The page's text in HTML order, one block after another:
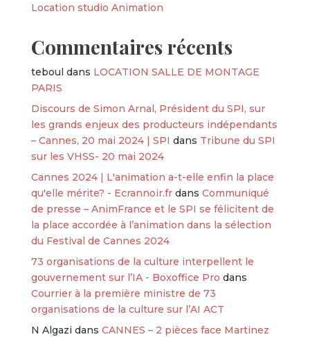
Location studio Animation
Commentaires récents
teboul dans LOCATION SALLE DE MONTAGE
PARIS
Discours de Simon Arnal, Président du SPI, sur
les grands enjeux des producteurs indépendants
– Cannes, 20 mai 2024 | SPI dans Tribune du SPI
sur les VHSS- 20 mai 2024
Cannes 2024 | L'animation a-t-elle enfin la place
qu'elle mérite? - Ecrannoir.frdans Communiqué
de presse – AnimFrance et le SPI se félicitent de
la place accordée à l’animation dans la sélection
du Festival de Cannes 2024
73 organisations de la culture interpellent le
gouvernement sur l’IA - Boxoffice Pro dans
Courrier à la première ministre de 73
organisations de la culture sur l’AI ACT
N Algazi dans CANNES – 2 pièces face Martinez